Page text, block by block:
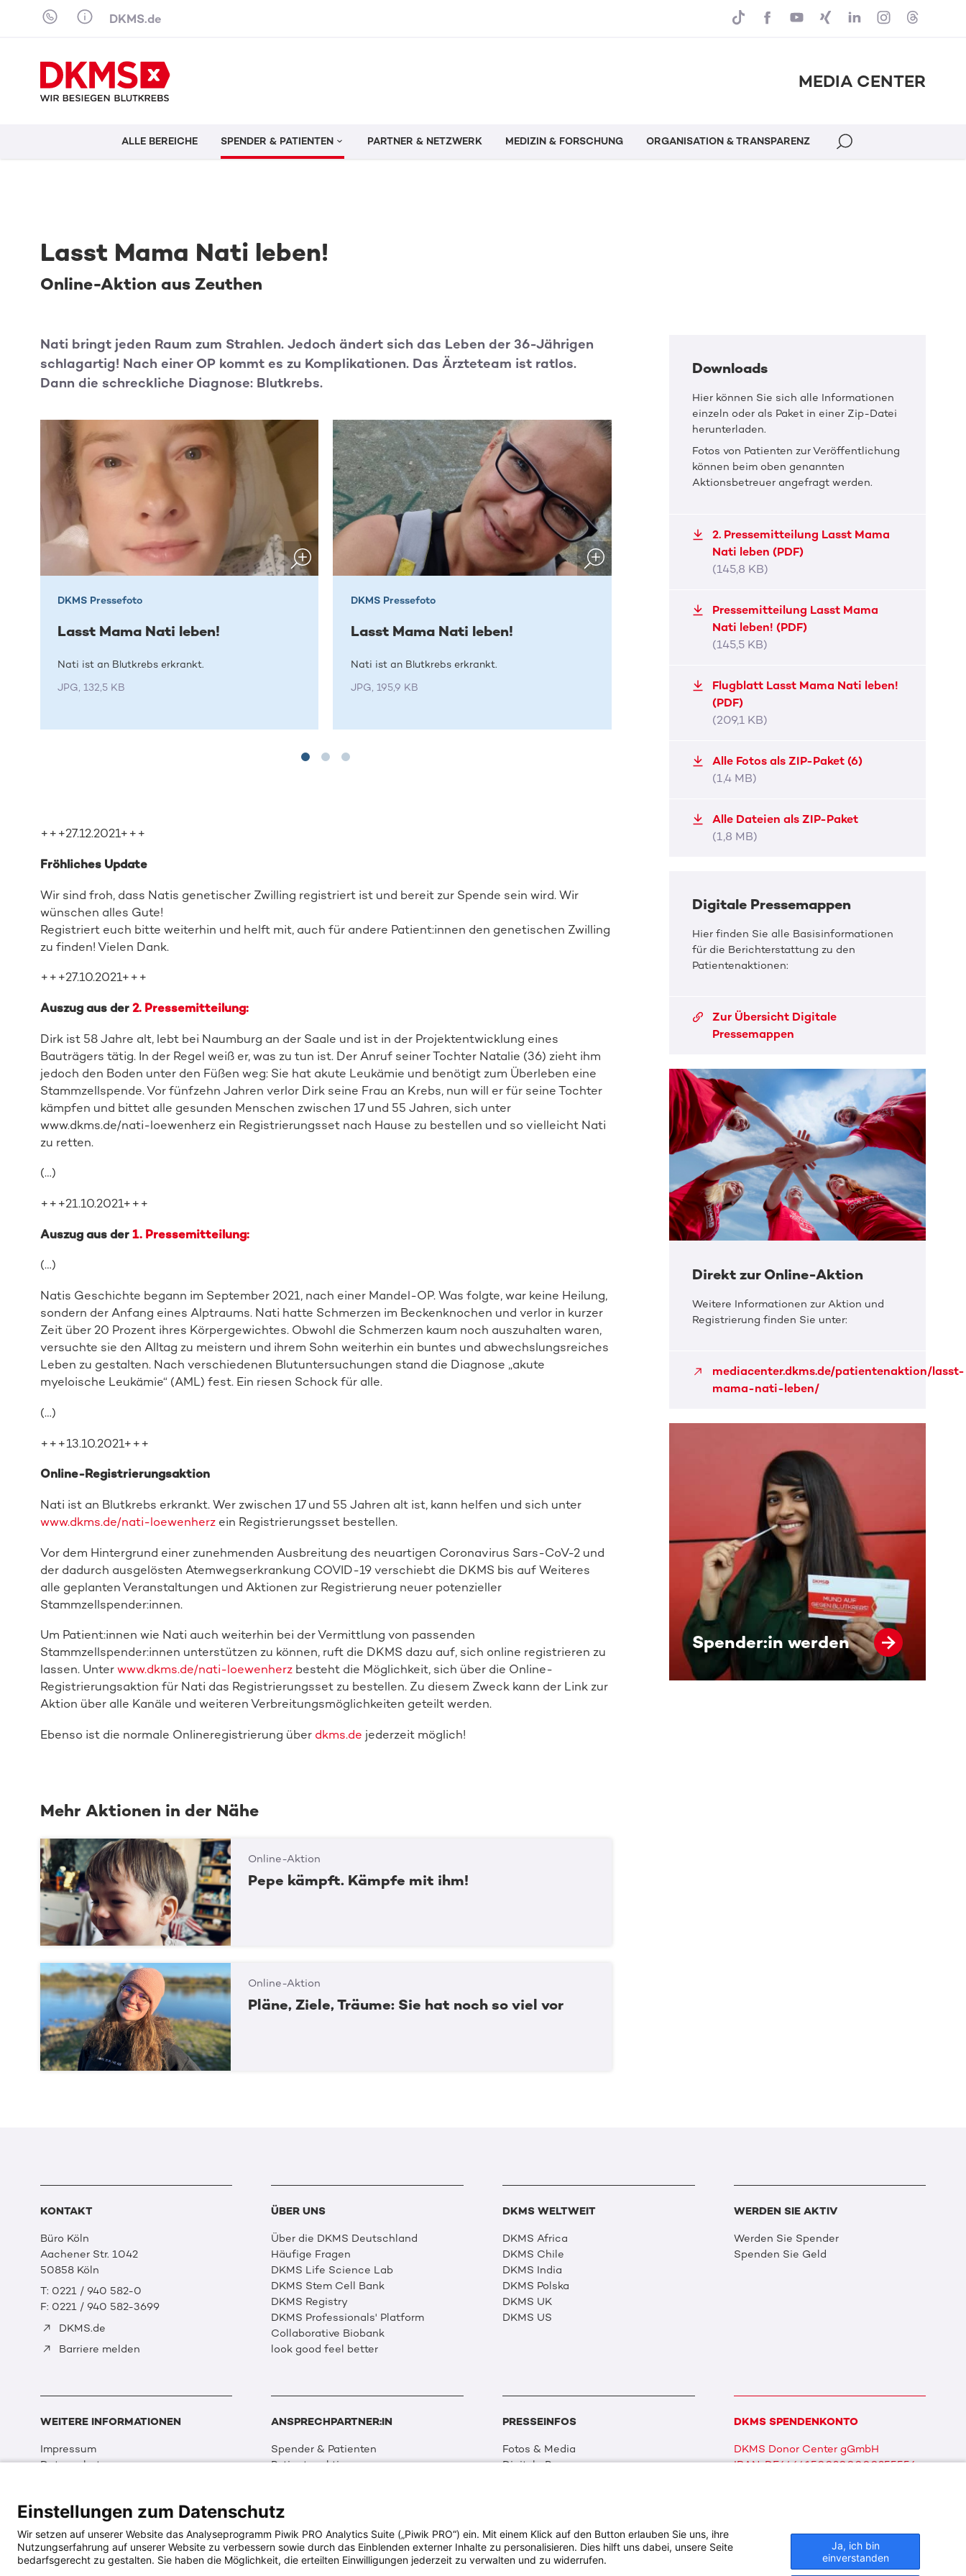
Skip to content
DKMS.de
MEDIA CENTER
ALLE BEREICHE SPENDER & PATIENTEN PARTNER & NETZWERK MEDIZIN & FORSCHUNG ORGANISATION & TRANSPARENZ
Lasst Mama Nati leben!
Online-Aktion aus Zeuthen
Nati bringt jeden Raum zum Strahlen. Jedoch ändert sich das Leben der 36-Jährigen
schlagartig! Nach einer OP kommt es zu Komplikationen. Das Ärzteteam ist ratlos.
Dann die schreckliche Diagnose: Blutkrebs.
DKMS Pressefoto
Lasst Mama Nati leben!
Nati ist an Blutkrebs erkrankt.
JPG, 132,5 KB
DKMS Pressefoto
Lasst Mama Nati leben!
Nati ist an Blutkrebs erkrankt.
JPG, 195,9 KB
Lasst Mama Nati leben!
JPG, 95,2 KB
+++27.12.2021+++
Fröhliches Update
Wir sind froh, dass Natis genetischer Zwilling registriert ist und bereit zur Spende sein wird. Wir
wünschen alles Gute!
Registriert euch bitte weiterhin und helft mit, auch für andere Patient:innen den genetischen Zwilling
zu finden! Vielen Dank.
+++27.10.2021+++
Auszug aus der 2. Pressemitteilung:
Dirk ist 58 Jahre alt, lebt bei Naumburg an der Saale und ist in der Projektentwicklung eines
Bauträgers tätig. In der Regel weiß er, was zu tun ist. Der Anruf seiner Tochter Natalie (36) zieht ihm
jedoch den Boden unter den Füßen weg: Sie hat akute Leukämie und benötigt zum Überleben eine
Stammzellspende. Vor fünfzehn Jahren verlor Dirk seine Frau an Krebs, nun will er für seine Tochter
kämpfen und bittet alle gesunden Menschen zwischen 17 und 55 Jahren, sich unter
www.dkms.de/nati-loewenherz ein Registrierungsset nach Hause zu bestellen und so vielleicht Nati
zu retten.
(…)
+++21.10.2021+++
Auszug aus der 1. Pressemitteilung:
(…)
Natis Geschichte begann im September 2021, nach einer Mandel-OP. Was folgte, war keine Heilung,
sondern der Anfang eines Alptraums. Nati hatte Schmerzen im Beckenknochen und verlor in kurzer
Zeit über 20 Prozent ihres Körpergewichtes. Obwohl die Schmerzen kaum noch auszuhalten waren,
versuchte sie den Alltag zu meistern und ihrem Sohn weiterhin ein buntes und abwechslungsreiches
Leben zu gestalten. Nach verschiedenen Blutuntersuchungen stand die Diagnose „akute
myeloische Leukämie“ (AML) fest. Ein riesen Schock für alle.
(…)
+++13.10.2021+++
Online-Registrierungsaktion
Nati ist an Blutkrebs erkrankt. Wer zwischen 17 und 55 Jahren alt ist, kann helfen und sich unter
www.dkms.de/nati-loewenherzein Registrierungsset bestellen.
Vor dem Hintergrund einer zunehmenden Ausbreitung des neuartigen Coronavirus Sars-CoV-2 und
der dadurch ausgelösten Atemwegserkrankung COVID-19 verschiebt die DKMS bis auf Weiteres
alle geplanten Veranstaltungen und Aktionen zur Registrierung neuer potenzieller
Stammzellspender:innen.
Um Patient:innen wie Nati auch weiterhin bei der Vermittlung von passenden
Stammzellspender:innen unterstützen zu können, ruft die DKMS dazu auf, sich online registrieren zu
lassen. Unter www.dkms.de/nati-loewenherzbesteht die Möglichkeit, sich über die Online-
Registrierungsaktion für Nati das Registrierungsset zu bestellen. Zu diesem Zweck kann der Link zur
Aktion über alle Kanäle und weiteren Verbreitungsmöglichkeiten geteilt werden.
Ebenso ist die normale Onlineregistrierung über dkms.de jederzeit möglich!
Mehr Aktionen in der Nähe
Online-Aktion
Pepe kämpft. Kämpfe mit ihm!
Online-Aktion
Pläne, Ziele, Träume: Sie hat noch so viel vor
Downloads
Hier können Sie sich alle Informationen
einzeln oder als Paket in einer Zip-Datei
herunterladen.
Fotos von Patienten zur Veröffentlichung
können beim oben genannten
Aktionsbetreuer angefragt werden.
2. Pressemitteilung Lasst Mama
Nati leben (PDF)
(145,8 KB)
Pressemitteilung Lasst Mama
Nati leben! (PDF)
(145,5 KB)
Flugblatt Lasst Mama Nati leben!
(PDF)
(209,1 KB)
Alle Fotos als ZIP-Paket (6)
(1,4 MB)
Alle Dateien als ZIP-Paket
(1,8 MB)
Digitale Pressemappen
Hier finden Sie alle Basisinformationen
für die Berichterstattung zu den
Patientenaktionen:
Zur Übersicht Digitale
Pressemappen
Direkt zur Online-Aktion
Direkt zur Online-Aktion
Weitere Informationen zur Aktion und
Registrierung finden Sie unter:
mediacenter.dkms.de/patientenaktion/lasst-
mama-nati-leben/
Spender:in werden
KONTAKT
Büro Köln
Aachener Str. 1042
50858 Köln
T: 0221 / 940 582-0
F: 0221 / 940 582-3699
DKMS.de
Barriere melden
ÜBER UNS
Über die DKMS Deutschland
Häufige Fragen
DKMS Life Science Lab
DKMS Stem Cell Bank
DKMS Registry
DKMS Professionals' Platform
Collaborative Biobank
look good feel better
DKMS WELTWEIT
DKMS Africa
DKMS Chile
DKMS India
DKMS Polska
DKMS UK
DKMS US
WERDEN SIE AKTIV
Werden Sie Spender
Spenden Sie Geld
WEITERE INFORMATIONEN
Impressum
Datenschutz
Erklärung zur Barrierefreiheit
ANSPRECHPARTNER:IN
Spender & Patienten
Patientenaktionen
Event
Medizin & Forschung
Organisation & Transparenz
DKMS Weltweit
PRESSEINFOS
Fotos & Media
Digitale Pressemappen
DKMS SPENDENKONTO
DKMS Donor Center gGmbH
IBAN: DE64641500200000255556
Einstellungen zum Datenschutz
Wir setzen auf unserer Website das Analyseprogramm Piwik PRO Analytics Suite („Piwik PRO“) ein. Mit einem Klick auf den Button erlauben Sie uns, ihre
Nutzungserfahrung auf unserer Website zu verbessern sowie durch das Einblenden externer Inhalte zu personalisieren. Dies hilft uns dabei, unsere Seite
bedarfsgerecht zu gestalten. Sie haben die Möglichkeit, die erteilten Einwilligungen jederzeit zu verwalten und zu widerrufen.
Ja, ich bin
einverstanden